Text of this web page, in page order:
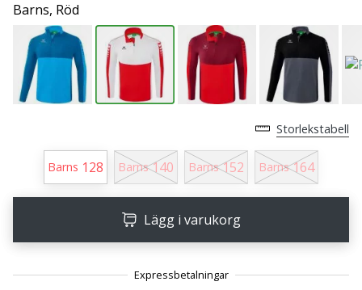
och
ta
reda
på
om
det…
25. 11. 2024
1 min. läsning
a
Ambassador
Barns, Röd
Storlekstabell
Barns 128 Barns 140 Barns 152 Barns 164
Lägg i varukorg